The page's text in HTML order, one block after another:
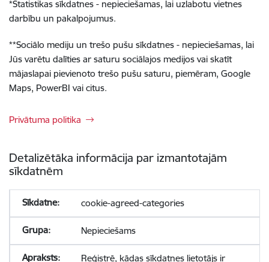
*Statistikas sīkdatnes - nepieciešamas, lai uzlabotu vietnes
darbību un pakalpojumus.
**Sociālo mediju un trešo pušu sīkdatnes - nepieciešamas, lai
Jūs varētu dalīties ar saturu sociālajos medijos vai skatīt
mājaslapai pievienoto trešo pušu saturu, piemēram, Google
Maps, PowerBI vai citus.
Privātuma politika
Detalizētāka informācija par izmantotajām
sīkdatnēm
cookie-agreed-categories
Nepieciešams
Reģistrē, kādas sīkdatnes lietotājs ir